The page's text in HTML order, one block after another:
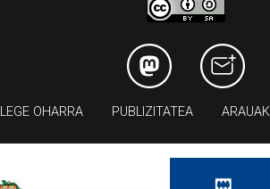
LEGE OHARRA PUBLIZITATEA ARAUAK